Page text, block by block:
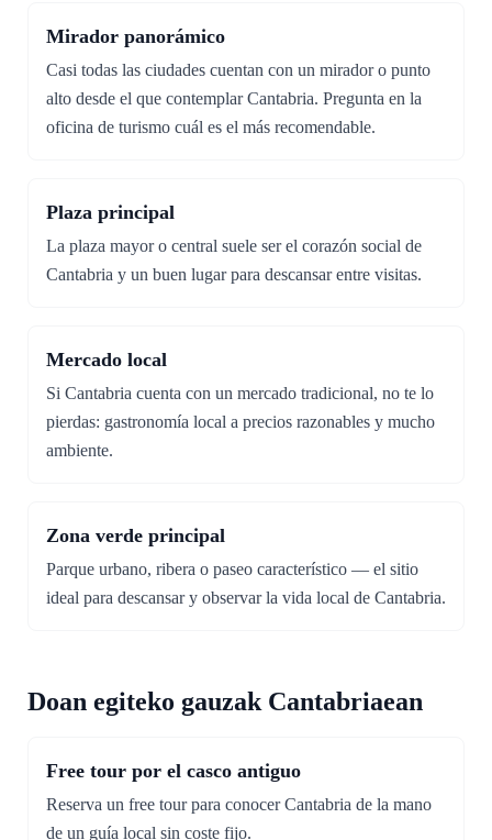
Mirador panorámico
Casi todas las ciudades cuentan con un mirador o punto
alto desde el que contemplar Cantabria. Pregunta en la
oficina de turismo cuál es el más recomendable.
Plaza principal
La plaza mayor o central suele ser el corazón social de
Cantabria y un buen lugar para descansar entre visitas.
Mercado local
Si Cantabria cuenta con un mercado tradicional, no te lo
pierdas: gastronomía local a precios razonables y mucho
ambiente.
Zona verde principal
Parque urbano, ribera o paseo característico — el sitio
ideal para descansar y observar la vida local de Cantabria.
Doan egiteko gauzak Cantabriaean
Free tour por el casco antiguo
Reserva un free tour para conocer Cantabria de la mano
de un guía local sin coste fijo.